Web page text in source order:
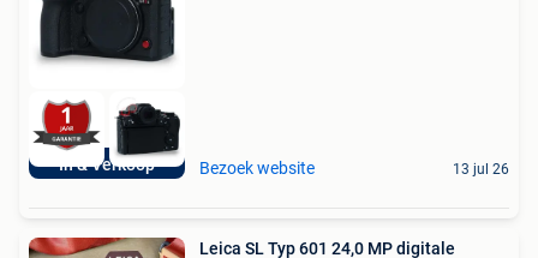
In & Verkoop Bezoek website 13 jul 26
Leica SL Typ 601 24,0 MP digitale